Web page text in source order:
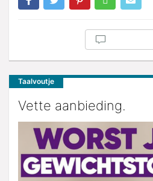
Taalvoutje
Vette aanbieding.